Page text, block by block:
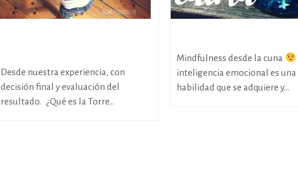
Desde nuestra experiencia, con
decisión final y evaluación del
resultado. ¿Qué es la Torre...
Mindfulness desde la cuna
inteligencia emocional es una
habilidad que se adquiere y...